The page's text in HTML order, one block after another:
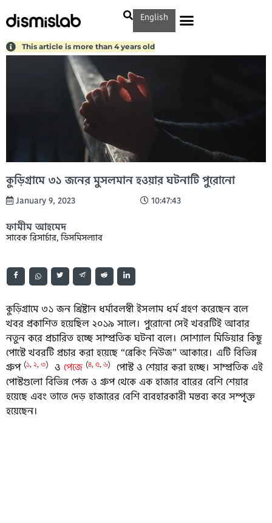
English
This article is more than 4 years old
কুড়িগ্রামে ৩১ জনের মুসলমান হওয়ার ঘটনাটি পুরোনো
January 9, 2023 10:47:43
ফামীম আহমেদ
সাবেক রিসার্চার, ডিসমিসল্যাব
কুড়িগ্রামে ৩১ জন খ্রিষ্টান ধর্মাবলম্বী ইসলাম ধর্ম গ্রহণ করেছেন বলে
খবর প্রকাশিত হয়েছিল ২০১৯ সালে। পুরোনো সেই খবরটিই আবার
নতুন করে প্রচারিত হচ্ছে সাম্প্রতিক ঘটনা বলে। সোশ্যাল মিডিয়ার কিছু
পোস্টে খবরটি প্রচার করা হয়েছে “ব্রেকিং নিউজ” আকারে। এটি বিভিন্ন
গ্রুপ (১,২,৩) ও পেজে (৪,৫,৬)
পোস্ট ও শেয়ার করা হচ্ছে। সাম্প্রতিক এই
পোস্টগুলো বিভিন্ন পেজ ও গ্রুপ থেকে এক হাজার বারের বেশি শেয়ার
হয়েছে এবং তাতে দেড় হাজারের বেশি ব্যবহারকারী মন্তব্য করে সম্পৃ্ক্ত
হয়েছেন।